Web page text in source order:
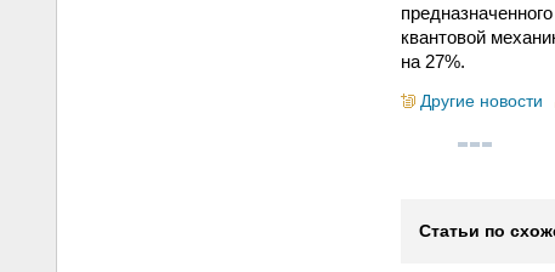
квантовой
на 27%.
Другие новости
Статьи по